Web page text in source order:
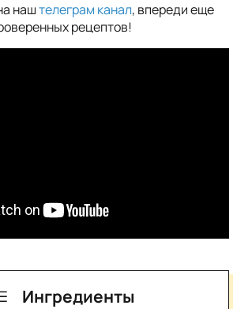
наштелеграм канал, впереди еще
рецептов!
Ингредиенты